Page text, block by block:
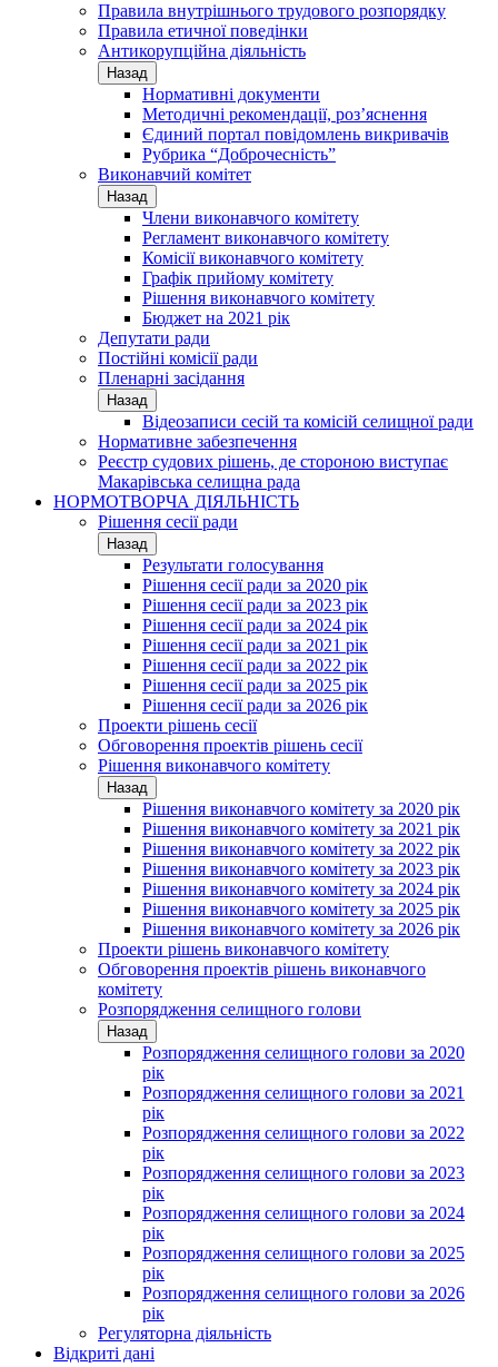
Правила внутрішнього трудового розпорядку
Правила етичної поведінки
Антикорупційна діяльність
Назад
Нормативні документи
Методичні рекомендації, роз’яснення
Єдиний портал повідомлень викривачів
Рубрика “Доброчесність”
Виконавчий комітет
Назад
Члени виконавчого комітету
Регламент виконавчого комітету
Комісії виконавчого комітету
Графік прийому комітету
Рішення виконавчого комітету
Бюджет на 2021 рік
Депутати ради
Постійні комісії ради
Пленарні засідання
Назад
Відеозаписи сесій та комісій селищної ради
Нормативне забезпечення
Реєстр судових рішень, де стороною виступає
Макарівська селищна рада
НОРМОТВОРЧА ДІЯЛЬНІСТЬ
Рішення сесії ради
Назад
Результати голосування
Рішення сесії ради за 2020 рік
Рішення сесії ради за 2023 рік
Рішення сесії ради за 2024 рік
Рішення сесії ради за 2021 рік
Рішення сесії ради за 2022 рік
Рішення сесії ради за 2025 рік
Рішення сесії ради за 2026 рік
Проекти рішень сесії
Обговорення проектів рішень сесії
Рішення виконавчого комітету
Назад
Рішення виконавчого комітету за 2020 рік
Рішення виконавчого комітету за 2021 рік
Рішення виконавчого комітету за 2022 рік
Рішення виконавчого комітету за 2023 рік
Рішення виконавчого комітету за 2024 рік
Рішення виконавчого комітету за 2025 рік
Рішення виконавчого комітету за 2026 рік
Проекти рішень виконавчого комітету
Обговорення проектів рішень виконавчого
комітету
Розпорядження селищного голови
Назад
Розпорядження селищного голови за 2020
рік
Розпорядження селищного голови за 2021
рік
Розпорядження селищного голови за 2022
рік
Розпорядження селищного голови за 2023
рік
Розпорядження селищного голови за 2024
рік
Розпорядження селищного голови за 2025
рік
Розпорядження селищного голови за 2026
рік
Регуляторна діяльність
Відкриті дані